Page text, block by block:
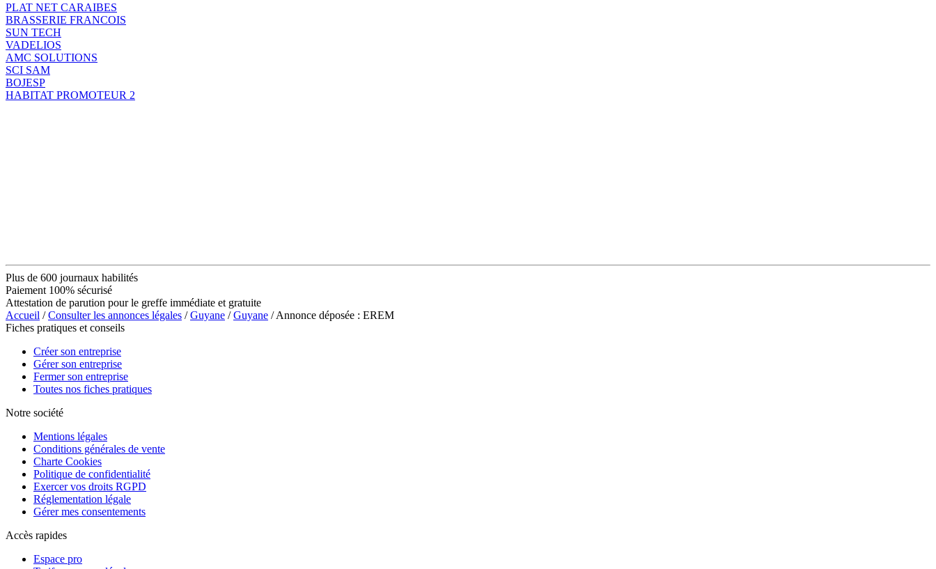
PLAT NET CARAIBES
BRASSERIE FRANCOIS
SUN TECH
VADELIOS
AMC SOLUTIONS
SCI SAM
BOJESP
HABITAT PROMOTEUR 2
Plus de 600 journaux habilités
Paiement 100% sécurisé
Attestation de parution pour le greffe immédiate et gratuite
Accueil /Consulter les annonces légales /Guyane /Guyane / Annonce déposée : EREM
Fiches pratiques et conseils
Créer son entreprise
Gérer son entreprise
Fermer son entreprise
Toutes nos fiches pratiques
Notre société
Mentions légales
Conditions générales de vente
Charte Cookies
Politique de confidentialité
Exercer vos droits RGPD
Réglementation légale
Gérer mes consentements
Accès rapides
Espace pro